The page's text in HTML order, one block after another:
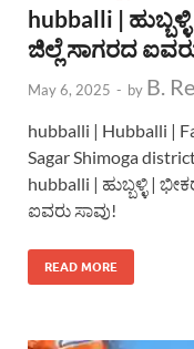
hubballi |
ಜಿಲ್ಲೆ ಸಾಗರದ
May 6, 2025 - by B.
hubballi | Hubballi |
Sagar Shimoga
hubballi | ಹುಬ್ಬಳ್ಳಿ |
ಐವರು ಸಾವು!
READ MORE